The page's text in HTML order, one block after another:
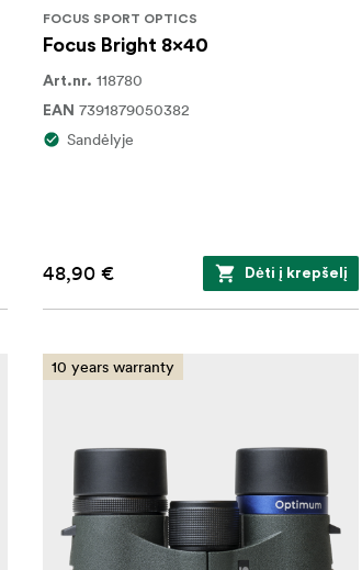
FOCUS SPORT OPTICS
Focus Bright 8x40
Art.nr. 118780
EAN 7391879050382
Sandėlyje
48,90 € Dėti į krepšelį
10 years warranty